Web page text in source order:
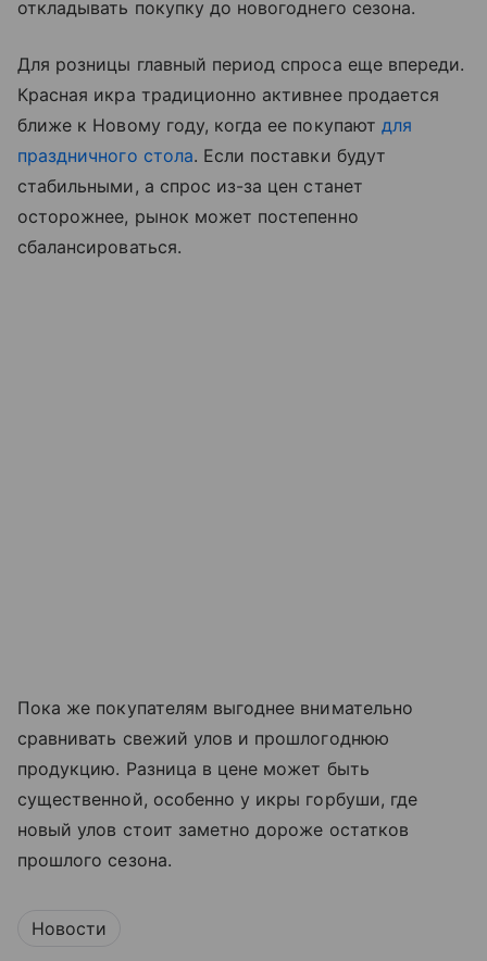
откладывать покупку до новогоднего сезона.
Для розницы главный период спроса еще впереди.
Красная икра традиционно активнее продается
ближе к Новому году, когда ее покупают для
праздничного стола. Если поставки будут
стабильными, а спрос из-за цен станет
осторожнее, рынок может постепенно
сбалансироваться.
Пока же покупателям выгоднее внимательно
сравнивать свежий улов и прошлогоднюю
продукцию. Разница в цене может быть
существенной, особенно у икры горбуши, где
новый улов стоит заметно дороже остатков
прошлого сезона.
Новости